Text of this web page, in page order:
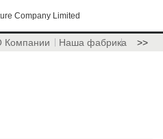
Company Limited
Компании Наша фабрика >>